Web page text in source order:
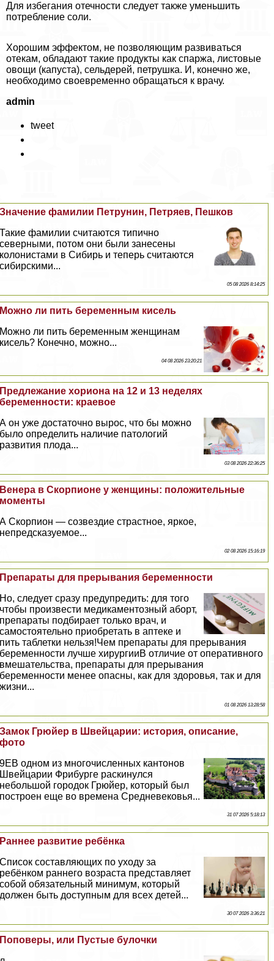
Для избегания отечности следует также уменьшить
потрeбление соли.
Хорошим эффектом, не позволяющим развиваться
отекам, обладают такие продукты как спаржа, листовые
овощи (капуста), сельдерей, петрушка. И, конечно же,
необходимо своевременно обращаться к врачу.
admin
tweet
Значение фамилии Петрунин, Петряев, Пешков
Такие фамилии считаются типично
северными, потом они были занесены
колонистами в Сибирь и теперь считаются
сибирскими...
05 08 2026 8:14:25
Можно ли пить беременным кисель
Можно ли пить беременным женщинам
кисель? Конечно, можно...
04 08 2026 23:20:21
Предлежание хориона на 12 и 13 неделях
беременности: краевое
А он уже достаточно вырос, что бы можно
было определить наличие патологий
развития плода...
03 08 2026 22:36:25
Венера в Скорпионе у женщины: положительные
моменты
А Скорпион — созвездие страстное, яркое,
непредсказуемое...
02 08 2026 15:16:19
Препараты для прерывания беременности
Но, следует сразу предупредить: для того
чтобы произвести медикаментозный aбopт,
препараты подбирает только врач, и
самостоятельно приобретать в аптеке и
пить таблетки нельзя!Чем препараты для прерывания
беременности лучше хирургииВ отличие от оперативного
вмешательства, препараты для прерывания
беременности менее опасны, как для здоровья, так и для
жизни...
01 08 2026 13:28:58
Замок Грюйер в Швейцарии: история, описание,
фото
9EВ одном из многочисленных кантонов
Швейцарии Фрибурге раскинулся
небольшой городок Грюйер, который был
построен еще во времена Средневековья...
31 07 2026 5:18:13
Раннее развитие ребёнка
Список составляющих по уходу за
ребёнком раннего возраста представляет
собой обязательный минимум, который
должен быть доступным для всех детей...
30 07 2026 3:36:21
Поповеры, или Пустые булочки